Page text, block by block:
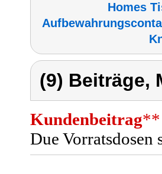
Homes
(9) Beiträge,
Kundenbeitrag**
Due